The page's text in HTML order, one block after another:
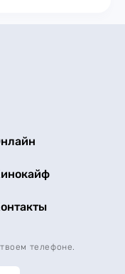
телефоне.